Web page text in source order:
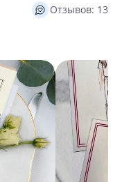
Отзывов: 13